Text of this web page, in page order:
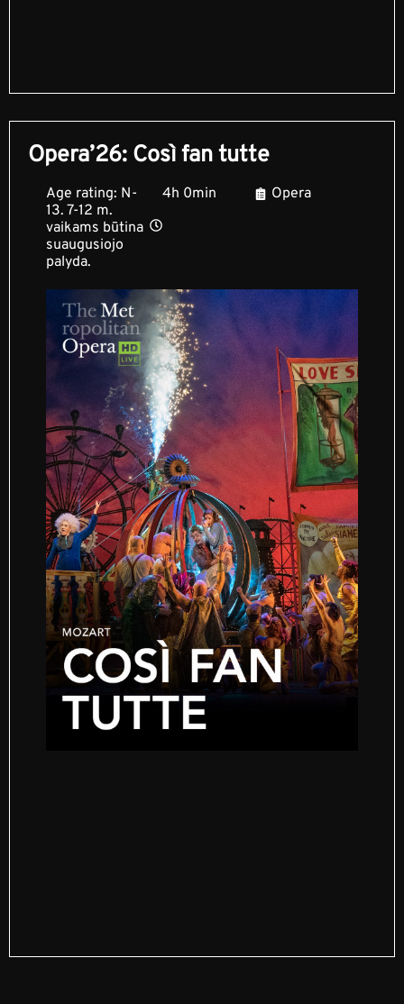
Opera’26: Così fan tutte
Age rating: N-
13. 7-12 m.
vaikams būtina
suaugusiojo
palyda.
4h 0min Opera